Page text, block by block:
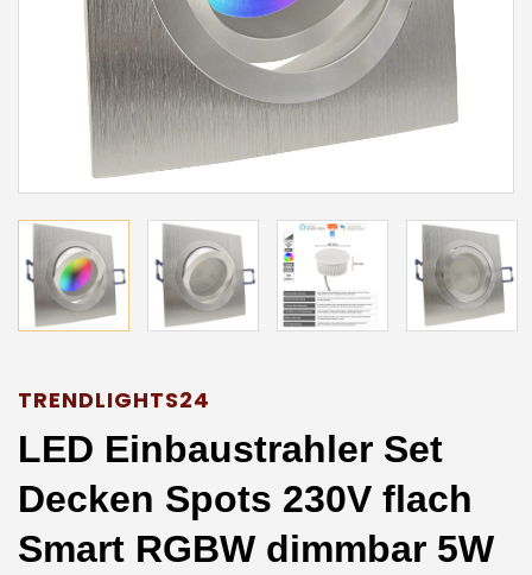
TRENDLIGHTS24
LED Einbaustrahler Set
Decken Spots 230V flach
Smart RGBW dimmbar 5W